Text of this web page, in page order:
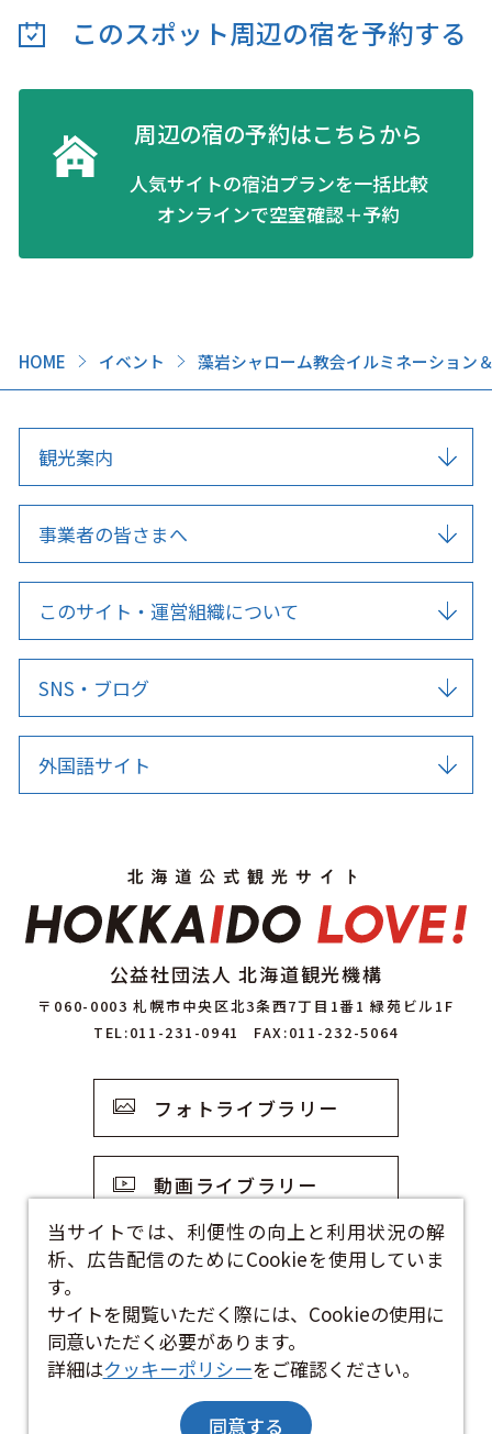
HOME イベント 藻岩シャローム教会イルミネーション
このスポット周辺の宿を予約する
周辺の宿の予約はこちらから
人気サイトの宿泊プランを一括比較
オンラインで空室確認＋予約
観光案内
事業者の皆さまへ
このサイト・運営組織について
SNS・ブログ
外国語サイト
公益社団法人 北海道観光機構
〒060-0003 札幌市中央区北3条西7丁目1番1 緑苑ビル1F
TEL:011-231-0941
FAX:011-232-5064
フォトライブラリー
動画ライブラリー
観光資料
お問い合わせフォーム
当サイトでは、利便性の向上と利用状況の解
析、広告配信のためにCookieを使用していま
す。
サイトを閲覧いただく際には、Cookieの使用に
同意いただく必要があります。
詳細はクッキーポリシーをご確認ください。
同意する